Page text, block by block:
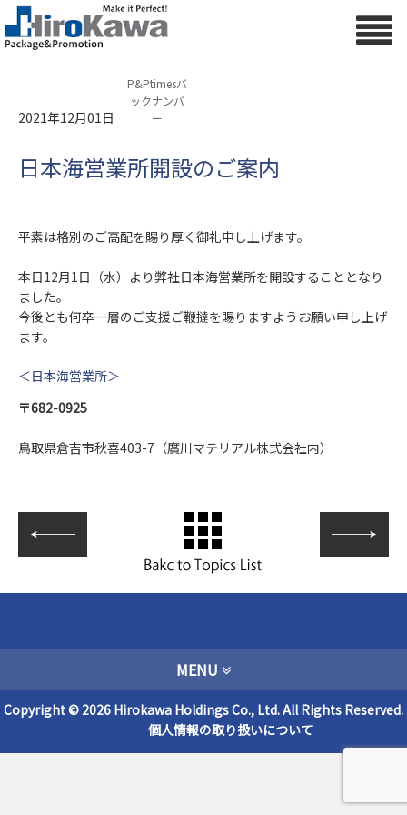
2021年12月01日
P&Ptimesバ
ックナンバ
ー
日本海営業所開設のご案内
平素は格別のご高配を賜り厚く御礼申し上げます。
本日12月1日（水）より弊社日本海営業所を開設することとなり
ました。
今後とも何卒一層のご支援ご鞭撻を賜りますようお願い申し上げ
ます。
＜日本海営業所＞
〒682-0925
鳥取県倉吉市秋喜403-7（廣川マテリアル株式会社内）
MENU
Copyright © 2026 Hirokawa Holdings Co., Ltd. All Rights Reserved.
個人情報の取り扱いについて